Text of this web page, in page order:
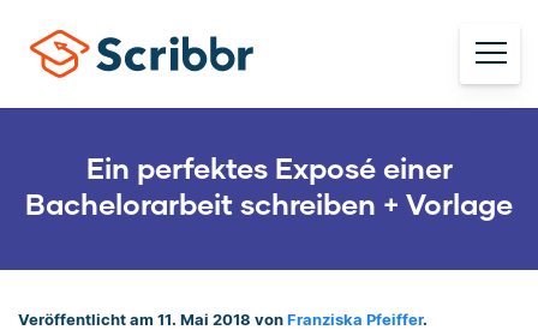
Ein perfektes Exposé einer
Bachelorarbeit schreiben + Vorlage
Veröffentlicht am 11. Mai 2018 von Franziska Pfeiffer.